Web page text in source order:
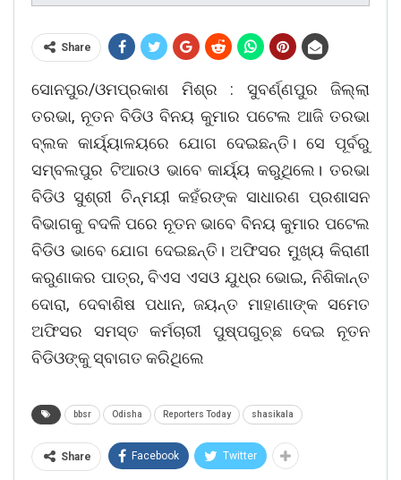
Share
ସୋନପୁର/ଓମପ୍ରକାଶ ମିଶ୍ର : ସୁବର୍ଣ୍ଣପୁର ଜିଲ୍ଲା
ତରଭା, ନୂତନ ବିଡିଓ ବିନୟ କୁମାର ପଟେଲ ଆଜି ତରଭା
ବ୍ଲକ କାର୍ୟ୍ୟାଳୟରେ ଯୋଗ ଦେଇଛନ୍ତି। ସେ ପୂର୍ବରୁ
ସମ୍ବଲପୁର ଟିଆରଓ ଭାବେ କାର୍ୟ୍ୟ କରୁଥିଲେ। ତରଭା
ବିଡିଓ ସୁଶ୍ରୀ ଚିନ୍ମୟୀ କହଁରଙ୍କ ସାଧାରଣ ପ୍ରଶାସନ
ବିଭାଗକୁ ବଦଳି ପରେ ନୂତନ ଭାବେ ବିନୟ କୁମାର ପଟେଲ
ବିଡିଓ ଭାବେ ଯୋଗ ଦେଇଛନ୍ତି। ଅଫିସର ମୁଖ୍ୟ କିରାଣୀ
କରୁଣାକର ପାତ୍ର, ବିଏସ ଏସଓ ଯୁଧ୍ର ଭୋଇ, ନିଶିକାନ୍ତ
ଦୋରା, ଦେବାଶିଷ ପଧାନ, ଜୟନ୍ତ ମାହାଣାଙ୍କ ସମେତ
ଅଫିସର ସମସ୍ତ କର୍ମଚାରୀ ପୁଷ୍ପଗୁଚ୍ଛ ଦେଇ ନୂତନ
ବିଡିଓଙ୍କୁ ସ୍ବାଗତ କରିଥିଲେ
bbsr Odisha Reporters Today shasikala
Share Facebook Twitter